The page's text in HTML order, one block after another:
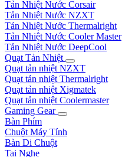
Tản Nhiệt Nước Corsair
Tản Nhiệt Nước NZXT
Tản Nhiệt Nước Thermalright
Tản Nhiệt Nước Cooler Master
Tản Nhiệt Nước DeepCool
Quạt Tản Nhiệt
Quạt tản nhiệt NZXT
Quạt tản nhiệt Thermalright
Quạt tản nhiệt Xigmatek
Quạt tản nhiệt Coolermaster
Gaming Gear
Bàn Phím
Chuột Máy Tính
Bàn Di Chuột
Tai Nghe